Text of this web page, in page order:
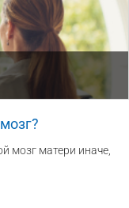
мозг матери иначе,